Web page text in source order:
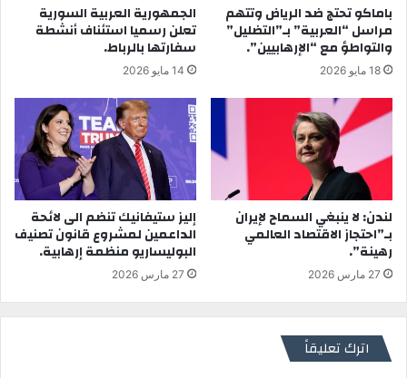
باماكو تحتج ضد الرياض وتتهم
مراسل “العربية” بـ”التضليل”
والتواطؤ مع “الإرهابيين”.
18 مايو 2026
الجمهورية العربية السورية
تعلن رسميا استئناف أنشطة
سفارتها بالرباط.
14 مايو 2026
لندن: لا ينبغي السماح لإيران
بـ”احتجاز الاقتصاد العالمي
رهينة”.
27 مارس 2026
إليز ستيفانيك تنضم الى لائحة
الداعمين لمشروع قانون تصنيف
البوليساريو منظمة إرهابية.
27 مارس 2026
اترك تعليقاً